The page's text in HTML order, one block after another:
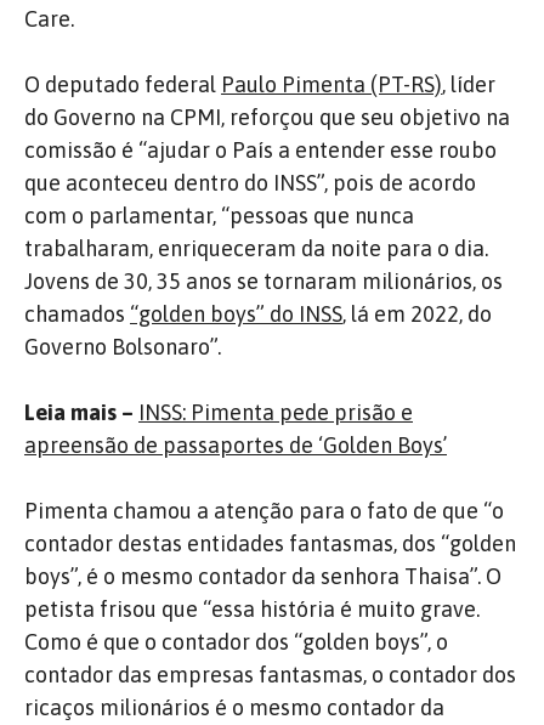
Care.
O deputado federal Paulo Pimenta (PT-RS), líder
do Governo na CPMI, reforçou que seu objetivo na
comissão é “ajudar o País a entender esse roubo
que aconteceu dentro do INSS”, pois de acordo
com o parlamentar, “pessoas que nunca
trabalharam, enriqueceram da noite para o dia.
Jovens de 30, 35 anos se tornaram milionários, os
chamados “golden boys” do INSS, lá em 2022, do
Governo Bolsonaro”.
Leia mais – INSS: Pimenta pede prisão e
apreensão de passaportes de ‘Golden Boys’
Pimenta chamou a atenção para o fato de que “o
contador destas entidades fantasmas, dos “golden
boys”, é o mesmo contador da senhora Thaisa”. O
petista frisou que “essa história é muito grave.
Como é que o contador dos “golden boys”, o
contador das empresas fantasmas, o contador dos
ricaços milionários é o mesmo contador da